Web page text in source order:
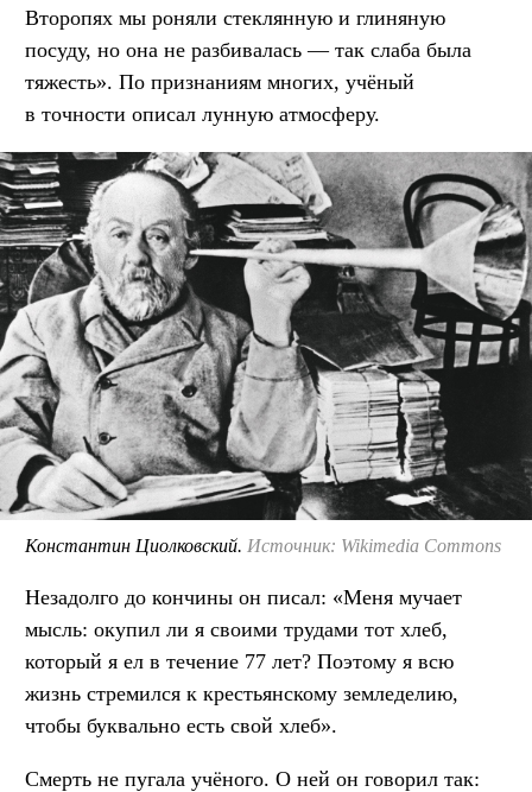
Второпях мы роняли стеклянную и глиняную
посуду, но она не разбивалась — так слаба была
тяжесть». По признаниям многих, учёный
в точности описал лунную атмосферу.
Константин Циолковский. Источник: Wikimedia Commons
Незадолго до кончины он писал: «Меня мучает
мысль: окупил ли я своими трудами тот хлеб,
который я ел в течение 77 лет? Поэтому я всю
жизнь стремился к крестьянскому земледелию,
чтобы буквально есть свой хлеб».
Смерть не пугала учёного. О ней он говорил так: